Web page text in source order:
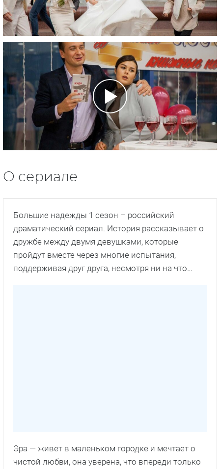
О сериале
Большие надежды 1 сезон – российский
драматический сериал. История рассказывает о
дружбе между двумя девушками, которые
пройдут вместе через многие испытания,
поддерживая друг друга, несмотря ни на что…
Эра — живет в маленьком городке и мечтает о
чистой любви, она уверена, что впереди только